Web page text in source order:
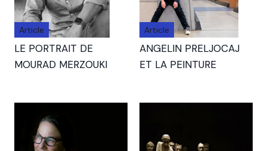
Article
LE PORTRAIT DE
MOURAD MERZOUKI
Article
ANGELIN PRELJOCAJ
ET LA PEINTURE